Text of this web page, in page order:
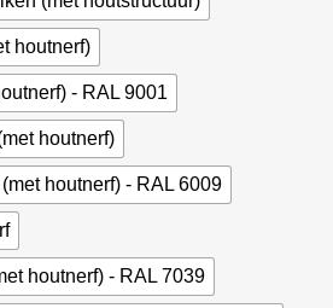
houtnerf)
- RAL 9001
houtnerf)
houtnerf) - RAL 6009
houtnerf) - RAL 7039